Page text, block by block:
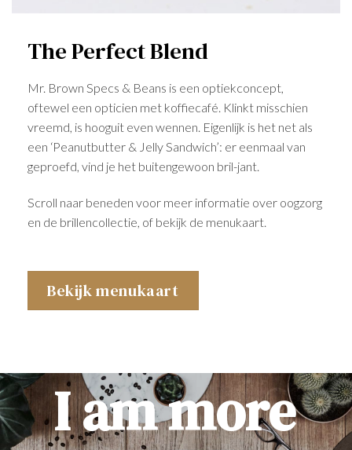
The Perfect Blend
Mr. Brown Specs & Beans is een optiekconcept,
oftewel een opticien met koffiecafé. Klinkt misschien
vreemd, is hooguit even wennen. Eigenlijk is het net als
een ‘Peanutbutter & Jelly Sandwich’: er eenmaal van
geproefd, vind je het buitengewoon bril-jant.
Scroll naar beneden voor meer informatie over oogzorg
en de brillencollectie, of bekijk de menukaart.
Bekijk menukaart
I am more